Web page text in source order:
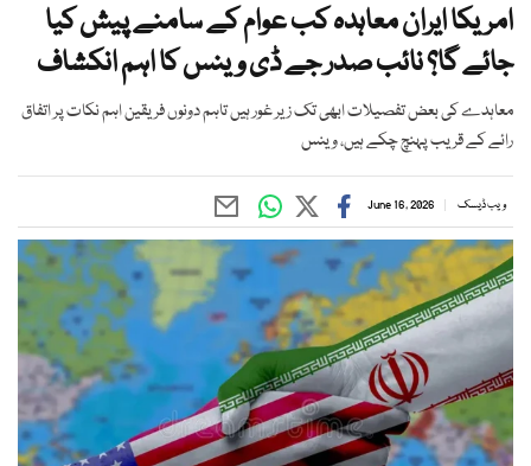
امریکا ایران معاہدہ کب عوام کے سامنے پیش کیا
جائے گا؟ نائب صدر جے ڈی وینس کا اہم انکشاف
معاہدے کی بعض تفصیلات ابھی تک زیر غور ہیں تاہم دونوں فریقین اہم نکات پر اتفاق
رائے کے قریب پہنچ چکے ہیں، وینس
ویب ڈیسک June 16, 2026